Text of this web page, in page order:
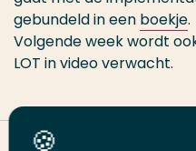
gebundeld in een boekje.
Volgende week wordt
LOT in video verwacht.